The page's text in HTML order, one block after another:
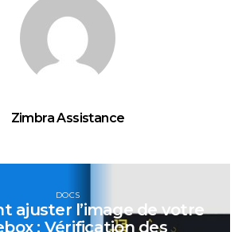
Zimbra Assistance
DOCS
ajuster l’image de votre
: Vérification des